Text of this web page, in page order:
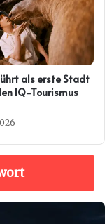
als erste Stadt
IQ-Tourismus